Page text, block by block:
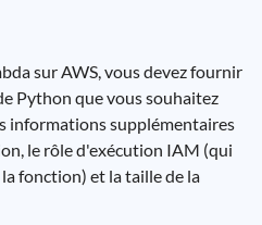
sur AWS, vous devez fournir
Python que vous souhaitez
informations supplémentaires
le rôle d'exécution IAM (qui
fonction) et la taille de la